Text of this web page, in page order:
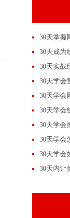
30天掌握
30天成为
30天实战
30天学会
30天学会
30天学会
30天学会
30天学会
30天学会
30天内让